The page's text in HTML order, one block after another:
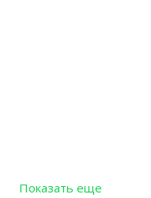
Показать еще